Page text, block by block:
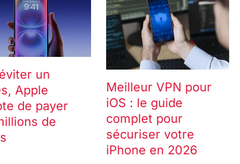
un
Apple
de payer
de
Meilleur VPN pour
iOS : le guide
complet pour
sécuriser votre
iPhone en 2026